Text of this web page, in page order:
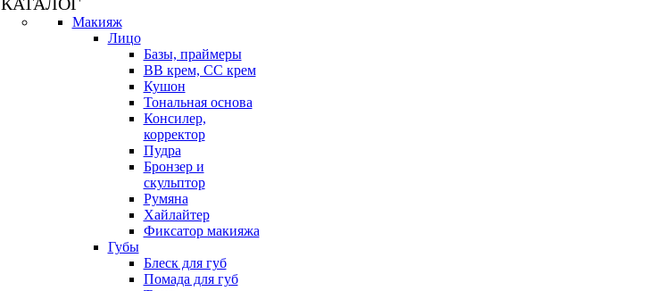
Макияж
Лицо
Базы, праймеры
BB крем, CC крем
Кушон
Тональная основа
Консилер,
корректор
Пудра
Бронзер и
скульптор
Румяна
Хайлайтер
Фиксатор макияжа
Губы
Блеск для губ
Помада для губ